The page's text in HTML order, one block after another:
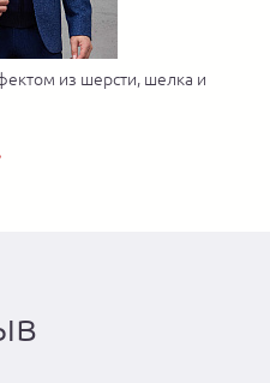
из шерсти, шелка и